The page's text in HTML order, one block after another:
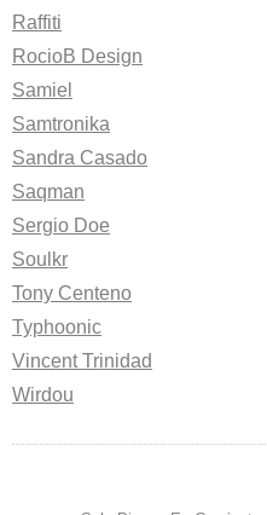
Raffiti
RocioB Design
Samiel
Samtronika
Sandra Casado
Saqman
Sergio Doe
Soulkr
Tony Centeno
Typhoonic
Vincent Trinidad
Wirdou